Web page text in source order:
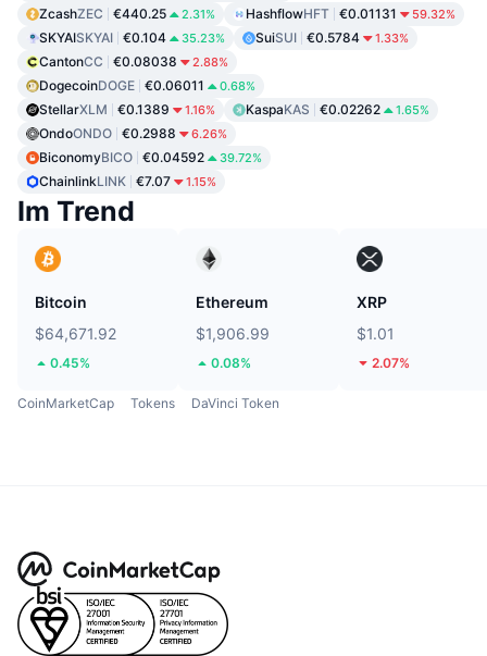
ZcashZEC €440.25 2.31% HashflowHFT €0.01131 59.32%
SKYAISKYAI €0.104 35.23% SuiSUI €0.5784 1.33%
CantonCC €0.08038 2.88%
DogecoinDOGE €0.06011 0.68%
StellarXLM €0.1389 1.16% KaspaKAS €0.02262 1.65%
OndoONDO €0.2988 6.26%
BiconomyBICO €0.04592 39.72%
ChainlinkLINK €7.07 1.15%
Im Trend
Bitcoin
$64,671.92
0.45%
Ethereum
$1,906.99
0.08%
XRP
$1.01
2.07%
CoinMarketCap Tokens DaVinci Token